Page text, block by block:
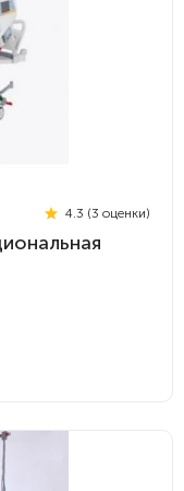
4.3 (3 оценки)